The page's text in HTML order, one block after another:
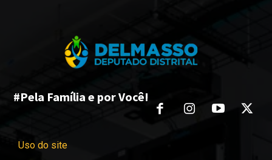
#Pela Família e por Você!
Uso do site